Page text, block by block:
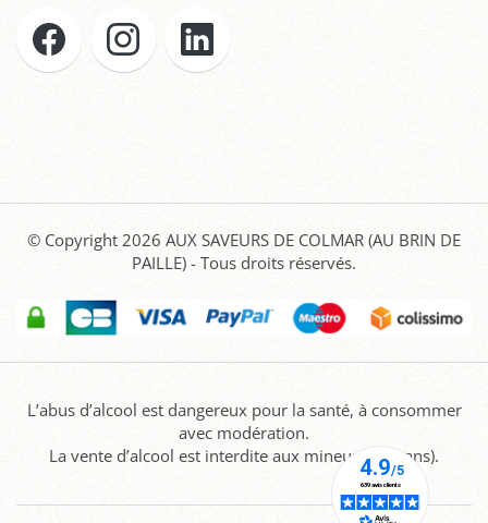
© Copyright 2026 AUX SAVEURS DE COLMAR (AU BRIN DE
PAILLE) - Tous droits réservés.
L’abus d’alcool est dangereux pour la santé, à consommer
avec modération.
La vente d’alcool est interdite aux mineurs (-18 ans).